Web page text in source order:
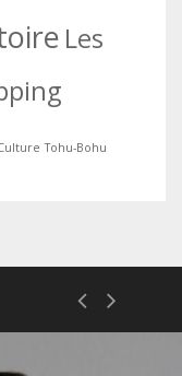
Les
Tohu-Bohu